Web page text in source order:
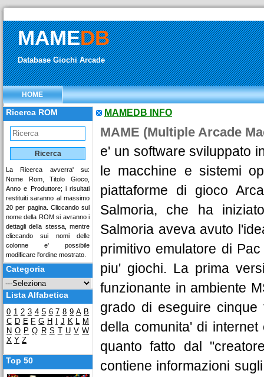
MAMEDB
Database Giochi Arcade
HOME
Ricerca ROM
La Ricerca avverra' su:
Nome Rom, Titolo Gioco,
Anno e Produttore; i risultati
restituiti saranno al massimo
20 per pagina. Cliccando sul
nome della ROM si avranno i
dettagli della stessa, mentre
cliccando sui nomi delle
colonne e' possibile
modificare l'ordine mostrato.
Categoria
Lista Alfabetica
0 1 2 3 4 5 6 7 8 9 A B
C D E F G H J K L M
N O P Q R S T U V W
X Y Z
Top 50
MAMEDB INFO
MAME (Multiple Arcade
e' un software sviluppato
le macchine e sistemi
piattaforme di gioco
Salmoria, che ha
Salmoria aveva avuto
primitivo emulatore di
piu' giochi. La prima
funzionante in ambiente
grado di eseguire cinque
della comunita' di
quanto fatto dal
contiene informazioni